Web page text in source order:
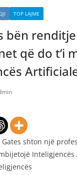
TOP LAJME
bën
që do t’i
shton një